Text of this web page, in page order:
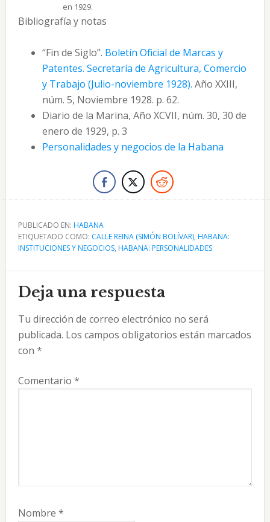
en 1929.
Bibliografía y notas
“Fin de Siglo”. Boletín Oficial de Marcas y
Patentes. Secretaría de Agricultura, Comercio
y Trabajo (Julio-noviembre 1928). Año XXIII,
núm. 5, Noviembre 1928. p. 62.
Diario de la Marina, Año XCVII, núm. 30, 30 de
enero de 1929, p. 3
Personalidades y negocios de la Habana
PUBLICADO EN: HABANA
ETIQUETADO COMO: CALLE REINA (SIMÓN BOLÍVAR), HABANA:
INSTITUCIONES Y NEGOCIOS, HABANA: PERSONALIDADES
Interacciones
con
los
lectores
Deja una respuesta
Tu dirección de correo electrónico no será
publicada. Los campos obligatorios están marcados
con *
Comentario *
Nombre *